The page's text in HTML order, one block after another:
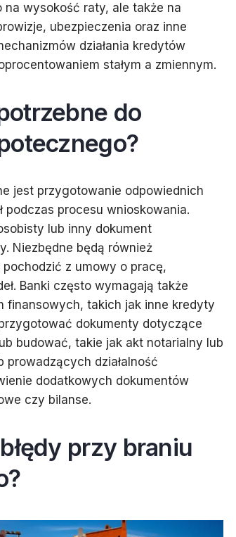
wysokość raty, ale także na
ubezpieczenia oraz inne
działania kredytów
stałym a zmiennym.
do
jest przygotowanie odpowiednich
podczas procesu wnioskowania.
lub inny dokument
Niezbędne będą również
z umowy o pracę,
Banki często wymagają także
finansowych, takich jak inne kredyty
dokumenty dotyczące
budować, takie jak akt notarialny lub
prowadzących działalność
dodatkowych dokumentów
czy bilanse.
przy braniu